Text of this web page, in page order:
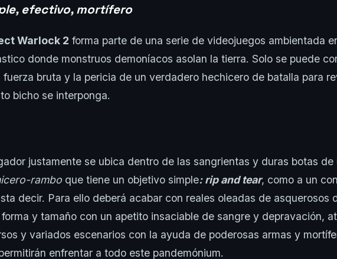
efectivo, mortífero
Warlock 2 forma parte de una serie de videojuegos ambientada
donde monstruos demoníacos asolan la tierra. Solo se puede
fuerza bruta y la pericia de un verdadero hechicero de batalla para
bicho se interponga.
justamente se ubica dentro de las sangrientas y duras botas de
rambo que tiene un objetivo simple: rip and tear, como a un
decir. Para ello deberá acabar con reales oleadas de asquerosos
y tamaño con un apetito insaciable de sangre y depravación,
y variados escenarios con la ayuda de poderosas armas y
enfrentar a todo este pandemónium.